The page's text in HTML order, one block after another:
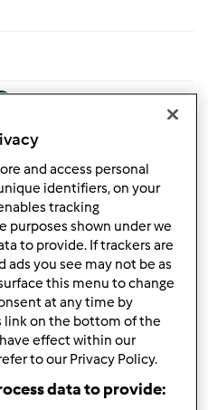
Temat zwyczajny
Temat zwyczajny
and access personal
identifiers, on your
tracking
shown under we
to provide. If trackers are
you see may not be as
this menu to change
at any time by
link on the bottom of the
effect within our
to our Privacy Policy.
data to provide: